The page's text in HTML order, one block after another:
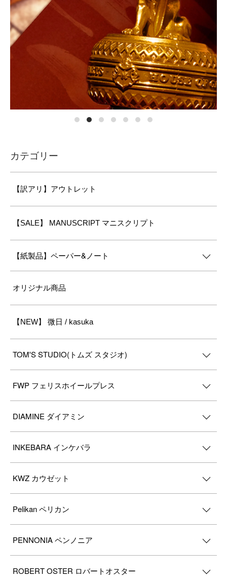
カテゴリー
【訳アリ】アウトレット
【SALE】 MANUSCRIPT マニスクリプト
【紙製品】ペーパー&ノート
オリジナル商品
【NEW】 微日 / kasuka
TOM'S STUDIO(トムズ スタジオ)
FWP フェリスホイールプレス
DIAMINE ダイアミン
INKEBARA インケバラ
KWZ カウゼット
Pelikan ペリカン
PENNONIA ペンノニア
ROBERT OSTER ロバートオスター